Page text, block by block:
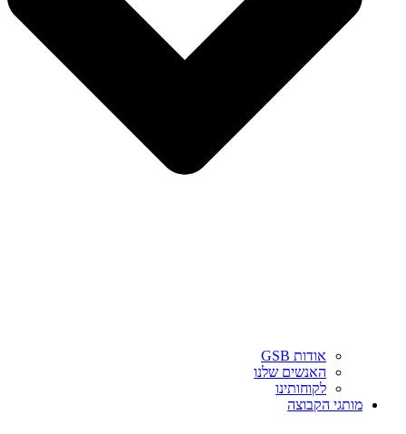
אודות GSB
האנשים שלנו
לקוחותינו
מותגי הקבוצה